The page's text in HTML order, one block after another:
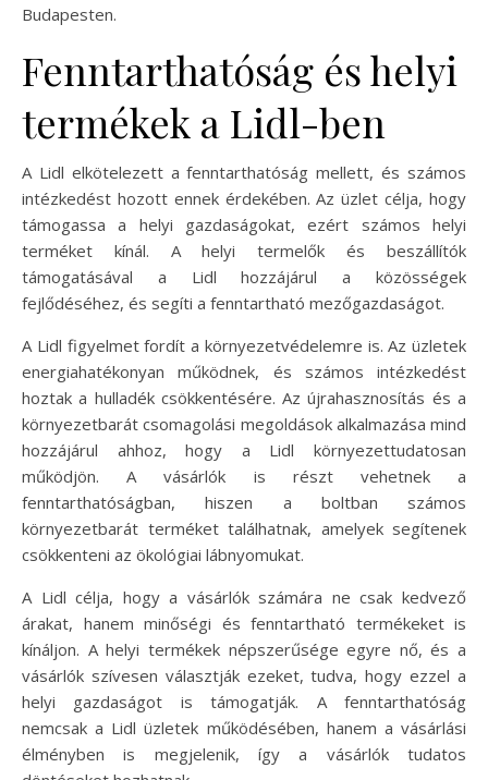
Budapesten.
Fenntarthatóság és helyi
termékek a Lidl-ben
A Lidl elkötelezett a fenntarthatóság mellett, és számos
intézkedést hozott ennek érdekében. Az üzlet célja, hogy
támogassa a helyi gazdaságokat, ezért számos helyi
terméket kínál. A helyi termelők és beszállítók
támogatásával a Lidl hozzájárul a közösségek
fejlődéséhez, és segíti a fenntartható mezőgazdaságot.
A Lidl figyelmet fordít a környezetvédelemre is. Az üzletek
energiahatékonyan működnek, és számos intézkedést
hoztak a hulladék csökkentésére. Az újrahasznosítás és a
környezetbarát csomagolási megoldások alkalmazása mind
hozzájárul ahhoz, hogy a Lidl környezettudatosan
működjön. A vásárlók is részt vehetnek a
fenntarthatóságban, hiszen a boltban számos
környezetbarát terméket találhatnak, amelyek segítenek
csökkenteni az ökológiai lábnyomukat.
A Lidl célja, hogy a vásárlók számára ne csak kedvező
árakat, hanem minőségi és fenntartható termékeket is
kínáljon. A helyi termékek népszerűsége egyre nő, és a
vásárlók szívesen választják ezeket, tudva, hogy ezzel a
helyi gazdaságot is támogatják. A fenntarthatóság
nemcsak a Lidl üzletek működésében, hanem a vásárlási
élményben is megjelenik, így a vásárlók tudatos